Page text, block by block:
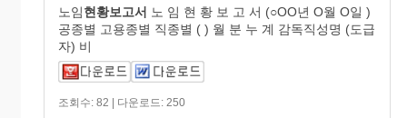
노임현황보고서 노 임 현 황 보 고 서 (○OO년 O월 O일 )
공종별 고용종별 직종별 ( ) 월 분 누 계 감독직성명 (도급
자) 비
조회수: 82 | 다운로드: 250